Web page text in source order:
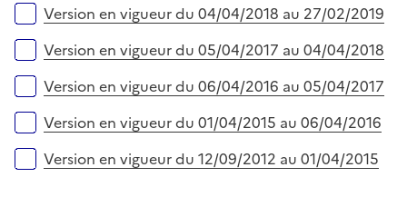
eVersion en vigueur du 04/04/2018 au 27/02/2019
Version en vigueur du 05/04/2017 au 04/04/2018
Version en vigueur du 06/04/2016 au 05/04/2017
Version en vigueur du 01/04/2015 au 06/04/2016
Version en vigueur du 12/09/2012 au 01/04/2015